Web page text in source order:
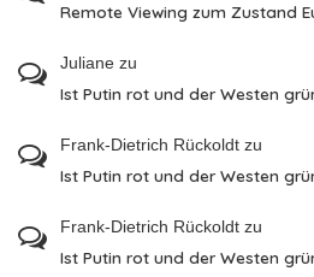
Remote Viewing zum Zustand
Juliane zu
Ist Putin rot und der Westen
Frank-Dietrich Rückoldt zu
Ist Putin rot und der Westen
Frank-Dietrich Rückoldt zu
Ist Putin rot und der Westen